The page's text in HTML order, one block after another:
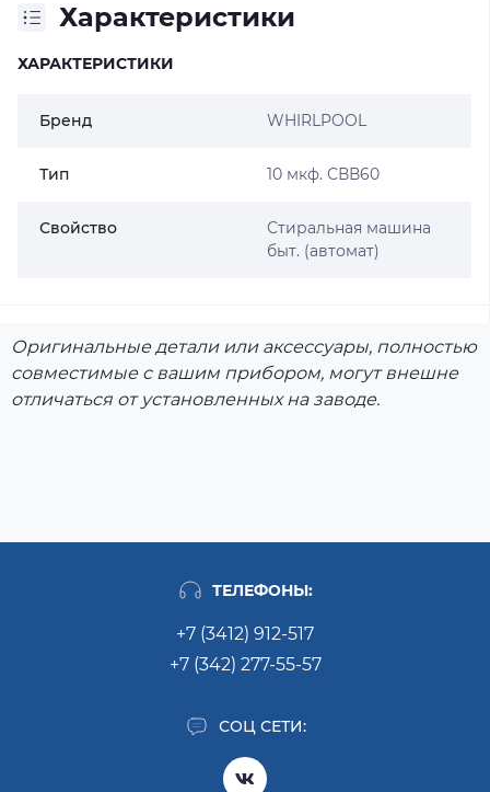
Характеристики
ХАРАКТЕРИСТИКИ
Бренд WHIRLPOOL
Тип 10 мкф. СВВ60
Свойство
Стиральная машина
быт. (автомат)
Оригинальные детали или аксессуары, полностью
совместимые с вашим прибором, могут внешне
отличаться от установленных на заводе.
ТЕЛЕФОНЫ:
+7 (3412) 912-517
+7 (342) 277-55-57
СОЦ СЕТИ: